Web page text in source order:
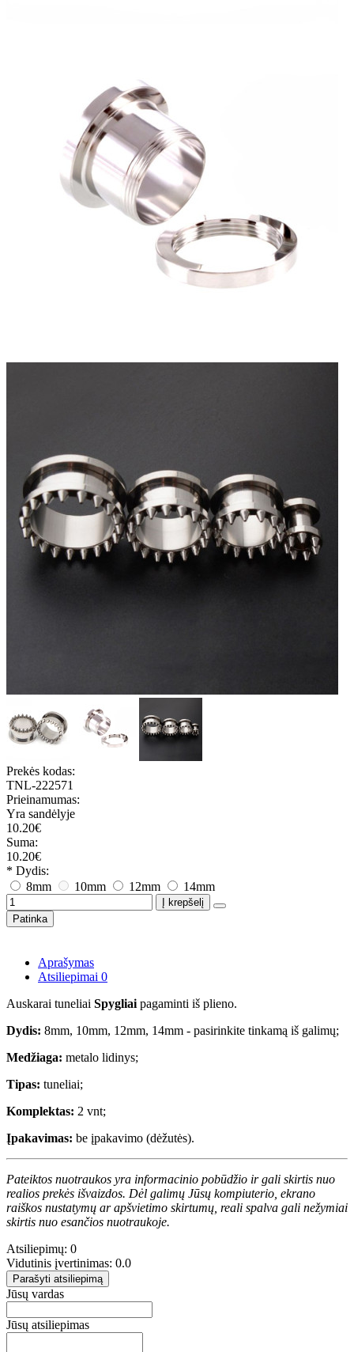
Prekės kodas:
TNL-222571
Prieinamumas:
Yra sandėlyje
10.20€
Suma:
10.20€
* Dydis:
8mm
10mm 12mm 14mm
Į krepšelį
Patinka
Aprašymas
Atsiliepimai 0
Auskarai tuneliai Spygliai pagaminti iš plieno.
Dydis: 8mm, 10mm, 12mm, 14mm - pasirinkite tinkamą iš galimų;
Medžiaga: metalo lidinys;
Tipas: tuneliai;
Komplektas: 2 vnt;
Įpakavimas: be įpakavimo (dėžutės).
Pateiktos nuotraukos yra informacinio pobūdžio ir gali skirtis nuo
realios prekės išvaizdos. Dėl galimų Jūsų kompiuterio, ekrano
raiškos nustatymų ar apšvietimo skirtumų, reali spalva gali nežymiai
skirtis nuo esančios nuotraukoje.
Atsiliepimų: 0
Vidutinis įvertinimas: 0.0
Parašyti atsiliepimą
Jūsų vardas
Jūsų atsiliepimas